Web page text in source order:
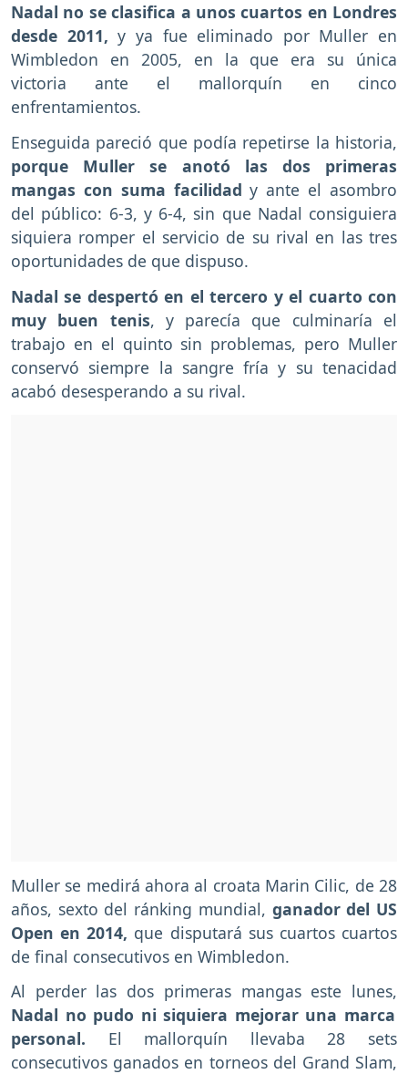
Nadal no se clasifica a unos cuartos en Londres
desde 2011,y ya fue eliminado por Muller en
Wimbledon en 2005, en la que era su única
victoria ante el mallorquín en cinco
enfrentamientos.
Enseguida pareció que podía repetirse la historia,
porque Muller se anotó las dos primeras
mangas con suma facilidad y ante el asombro
del público: 6-3, y 6-4, sin que Nadal consiguiera
siquiera romper el servicio de su rival en las tres
oportunidades de que dispuso.
Nadal se despertó en el tercero y el cuarto con
muy buen tenis, y parecía que culminaría el
trabajo en el quinto sin problemas, pero Muller
conservó siempre la sangre fría y su tenacidad
acabó desesperando a su rival.
Muller se medirá ahora al croata Marin Cilic, de 28
años, sexto del ránking mundial, ganador del US
Open en 2014, que disputará sus cuartos cuartos
de final consecutivos en Wimbledon.
Al perder las dos primeras mangas este lunes,
Nadal no pudo ni siquiera mejorar una marca
personal. El mallorquín llevaba 28 sets
consecutivos ganados en torneos del Grand Slam,